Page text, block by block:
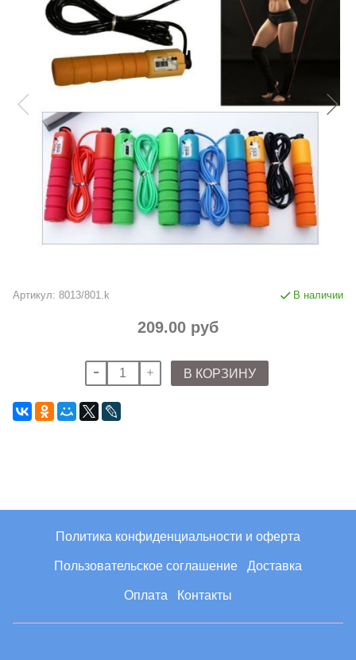
Артикул: 8013/801.k В наличии
209.00 руб
В КОРЗИНУ
Политика конфиденциальности и оферта
Пользовательское соглашение Доставка
Оплата Контакты